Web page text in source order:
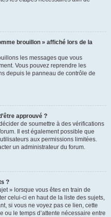
brouillon » affiché lors de la
les messages que vous
Vous pouvez reprendre les
depuis le panneau de contrôle de
approuvé ?
de soumettre à des vérifications
Il est également possible que
aux permissions limitées.
un administrateur du forum.
?
» lorsque vous êtes en train de
celui-ci en haut de la liste des sujets,
si vous ne voyez pas ce lien, cette
ou le temps d’attente nécessaire entre